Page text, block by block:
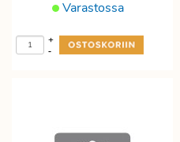
Varastossa
-
+